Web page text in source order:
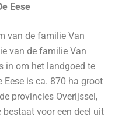
Eese
van de familie Van
van de familie Van
in om het landgoed te
Eese is ca. 870 ha groot
provincies Overijssel,
bestaat voor een deel uit